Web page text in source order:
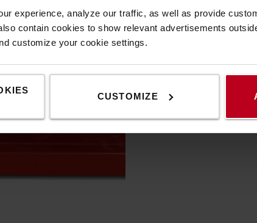
experience, analyze our traffic, as well as provide
contain cookies to show relevant advertisements
customize your cookie settings.
CUSTOMIZE